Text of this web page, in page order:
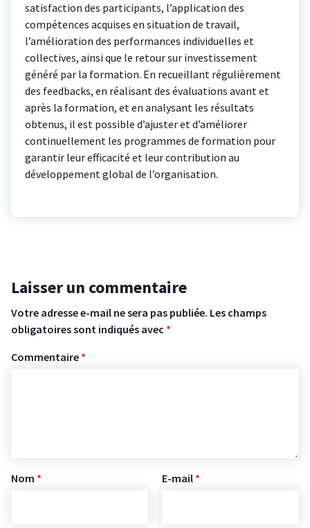
satisfaction des participants, l’application des
compétences acquises en situation de travail,
l’amélioration des performances individuelles et
collectives, ainsi que le retour sur investissement
généré par la formation. En recueillant régulièrement
des feedbacks, en réalisant des évaluations avant et
après la formation, et en analysant les résultats
obtenus, il est possible d’ajuster et d’améliorer
continuellement les programmes de formation pour
garantir leur efficacité et leur contribution au
développement global de l’organisation.
Laisser un commentaire
Votre adresse e-mail ne sera pas publiée. Les champs
obligatoires sont indiqués avec *
Commentaire *
Nom * E-mail *